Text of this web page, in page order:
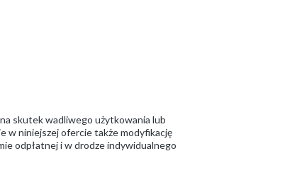
skutek wadliwego użytkowania lub
w niniejszej ofercie także modyfikację
odpłatnej i w drodze indywidualnego